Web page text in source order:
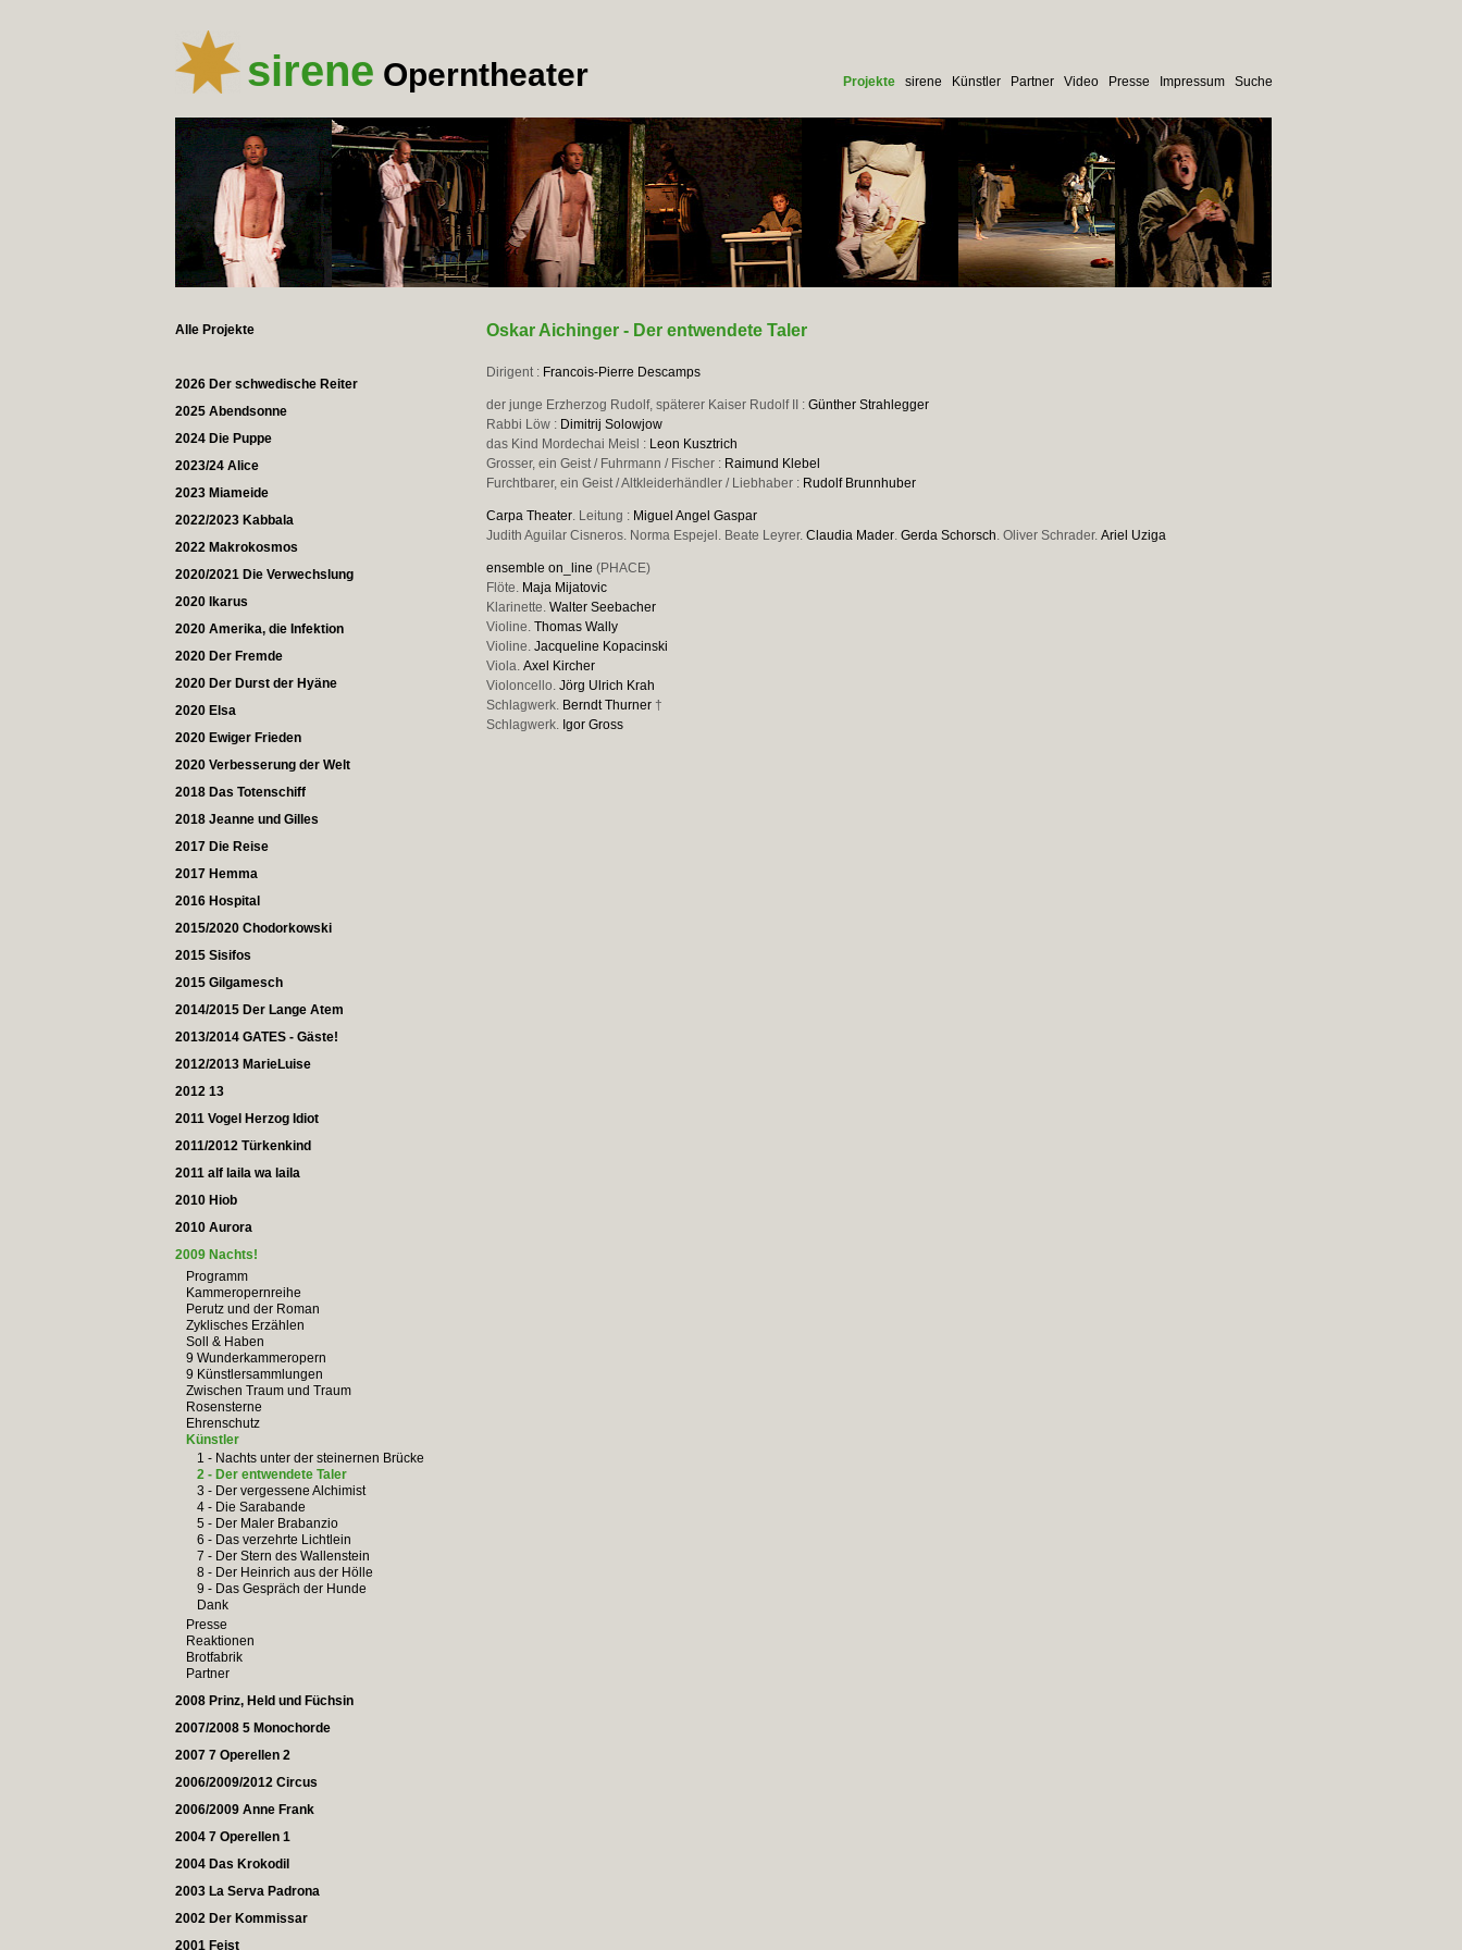
sirene Operntheater Projekte sirene Künstler Partner Video Presse Impressum Suche
Alle Projekte
2026 Der schwedische Reiter
2025 Abendsonne
2024 Die Puppe
2023/24 Alice
2023 Miameide
2022/2023 Kabbala
2022 Makrokosmos
2020/2021 Die Verwechslung
2020 Ikarus
2020 Amerika, die Infektion
2020 Der Fremde
2020 Der Durst der Hyäne
2020 Elsa
2020 Ewiger Frieden
2020 Verbesserung der Welt
2018 Das Totenschiff
2018 Jeanne und Gilles
2017 Die Reise
2017 Hemma
2016 Hospital
2015/2020 Chodorkowski
2015 Sisifos
2015 Gilgamesch
2014/2015 Der Lange Atem
2013/2014 GATES - Gäste!
2012/2013 MarieLuise
2012 13
2011 Vogel Herzog Idiot
2011/2012 Türkenkind
2011 alf laila wa laila
2010 Hiob
2010 Aurora
2009 Nachts!
Programm
Kammeropernreihe
Perutz und der Roman
Zyklisches Erzählen
Soll & Haben
9 Wunderkammeropern
9 Künstlersammlungen
Zwischen Traum und Traum
Rosensterne
Ehrenschutz
Künstler
1 - Nachts unter der steinernen Brücke
2 - Der entwendete Taler
3 - Der vergessene Alchimist
4 - Die Sarabande
5 - Der Maler Brabanzio
6 - Das verzehrte Lichtlein
7 - Der Stern des Wallenstein
8 - Der Heinrich aus der Hölle
9 - Das Gespräch der Hunde
Dank
Presse
Reaktionen
Brotfabrik
Partner
2008 Prinz, Held und Füchsin
2007/2008 5 Monochorde
2007 7 Operellen 2
2006/2009/2012 Circus
2006/2009 Anne Frank
2004 7 Operellen 1
2004 Das Krokodil
2003 La Serva Padrona
2002 Der Kommissar
2001 Feist
Oskar Aichinger - Der entwendete Taler
Dirigent : Francois-Pierre Descamps
der junge Erzherzog Rudolf, späterer Kaiser Rudolf II : Günther Strahlegger
Rabbi Löw : Dimitrij Solowjow
das Kind Mordechai Meisl : Leon Kusztrich
Grosser, ein Geist / Fuhrmann / Fischer : Raimund Klebel
Furchtbarer, ein Geist / Altkleiderhändler / Liebhaber : Rudolf Brunnhuber
Carpa Theater. Leitung : Miguel Angel Gaspar
Judith Aguilar Cisneros. Norma Espejel. Beate Leyrer. Claudia Mader. Gerda Schorsch. Oliver Schrader. Ariel Uziga
ensemble on_line (PHACE)
Flöte. Maja Mijatovic
Klarinette. Walter Seebacher
Violine. Thomas Wally
Violine. Jacqueline Kopacinski
Viola. Axel Kircher
Violoncello. Jörg Ulrich Krah
Schlagwerk. Berndt Thurner†
Schlagwerk. Igor Gross